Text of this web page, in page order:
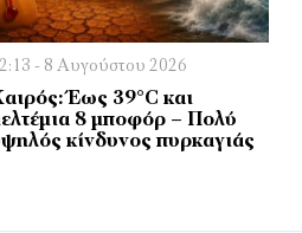
- 8 Αυγούστου 2026
Έως 39°C και
8 μποφόρ – Πολύ
κίνδυνος πυρκαγιάς